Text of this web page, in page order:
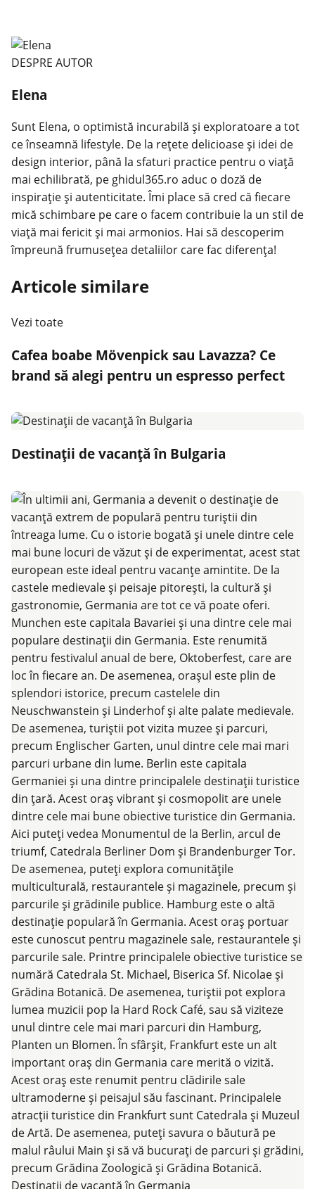
DESPRE AUTOR
Elena
Sunt Elena, o optimistă incurabilă și exploratoare a tot
ce înseamnă lifestyle. De la rețete delicioase și idei de
design interior, până la sfaturi practice pentru o viață
mai echilibrată, pe ghidul365.ro aduc o doză de
inspirație și autenticitate. Îmi place să cred că fiecare
mică schimbare pe care o facem contribuie la un stil de
viață mai fericit și mai armonios. Hai să descoperim
împreună frumusețea detaliilor care fac diferența!
Articole similare
Vezi toate
Cafea boabe Mövenpick sau Lavazza? Ce
brand să alegi pentru un espresso perfect
Destinații de vacanță în Bulgaria